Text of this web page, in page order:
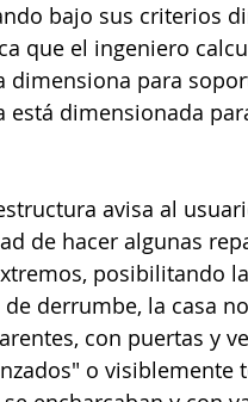
bajo sus criterios
que el ingeniero
dimensiona para
está dimensionada
avisa al
de hacer algunas
posibilitando
derrumbe, la casa
con puertas y
o visiblemente